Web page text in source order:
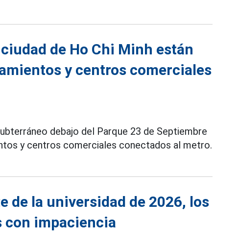
de Ho Chi Minh están
y centros comerciales
debajo del Parque 23 de Septiembre
y centros comerciales conectados al metro.
de la universidad de 2026, los
con impaciencia